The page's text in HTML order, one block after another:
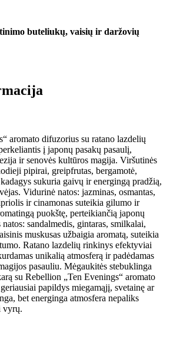
buteliukų, vaisių ir daržovių
aromato difuzorius su ratano lazdelių
į japonų pasakų pasaulį,
ir senovės kultūros magija. Viršutinės
pipirai, greipfrutas, bergamotė,
sukuria gaivų ir energingą pradžią,
Vidurinė natos: jazminas, osmantas,
ir cinamonas suteikia gilumo ir
puokštę, perteikiančią japonų
sandalmedis, gintaras, smilkalai,
muskusas užbaigia aromatą, suteikia
Ratano lazdelių rinkinys efektyviai
unikalią atmosferą ir padėdamas
pasauliu. Mėgaukitės stebuklinga
su Rebellion „Ten Evenings“ aromato
papildys miegamąjį, svetainę ar
bet energinga atmosfera nepaliks
vyrų.